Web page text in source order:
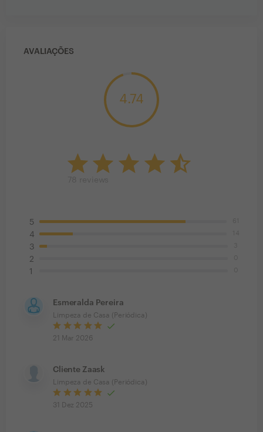
AVALIAÇÕES
4.74
5
4
3
2
1
Esmeralda Pereira
Limpeza de Casa (Periódica)
21 Mar 2026
Cliente Zaask
Limpeza de Casa (Periódica)
31 Dez 2025